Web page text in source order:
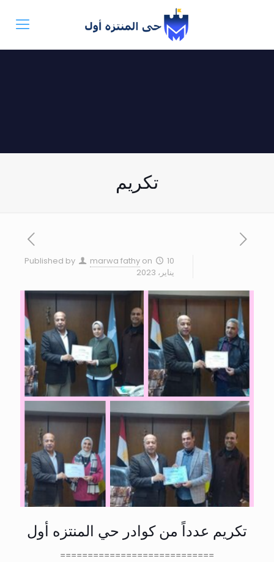
تكريم
Published by marwa fathy on
10
يناير، 2023
تكريم عدداً من كوادر حي المنتزه أول
============================